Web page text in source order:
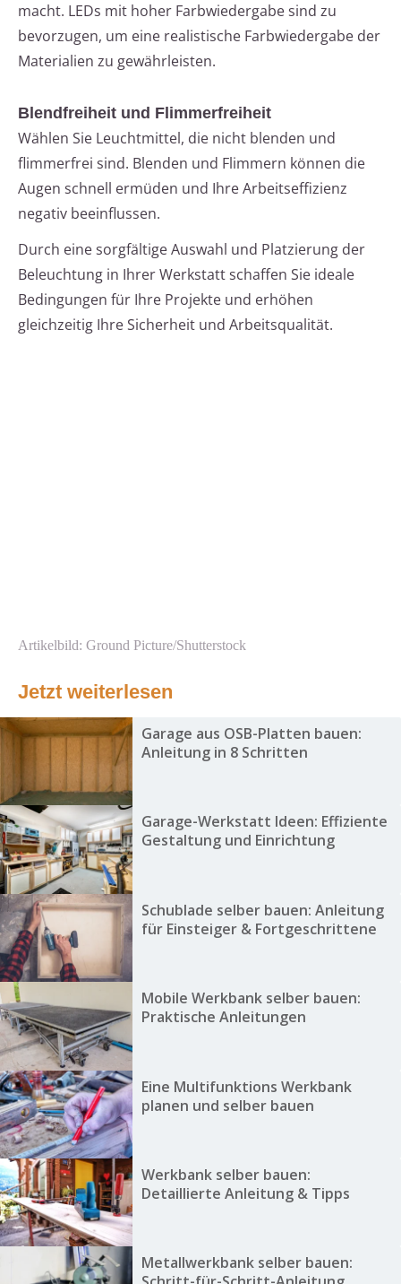
macht. LEDs mit hoher Farbwiedergabe sind zu
bevorzugen, um eine realistische Farbwiedergabe der
Materialien zu gewährleisten.
Blendfreiheit und Flimmerfreiheit
Wählen Sie Leuchtmittel, die nicht blenden und
flimmerfrei sind. Blenden und Flimmern können die
Augen schnell ermüden und Ihre Arbeitseffizienz
negativ beeinflussen.
Durch eine sorgfältige Auswahl und Platzierung der
Beleuchtung in Ihrer Werkstatt schaffen Sie ideale
Bedingungen für Ihre Projekte und erhöhen
gleichzeitig Ihre Sicherheit und Arbeitsqualität.
Artikelbild: Ground Picture/Shutterstock
Jetzt weiterlesen
Garage aus OSB-Platten bauen:
Anleitung in 8 Schritten
Garage-Werkstatt Ideen: Effiziente
Gestaltung und Einrichtung
Schublade selber bauen: Anleitung
für Einsteiger & Fortgeschrittene
Mobile Werkbank selber bauen:
Praktische Anleitungen
Eine Multifunktions Werkbank
planen und selber bauen
Werkbank selber bauen:
Detaillierte Anleitung & Tipps
Metallwerkbank selber bauen: